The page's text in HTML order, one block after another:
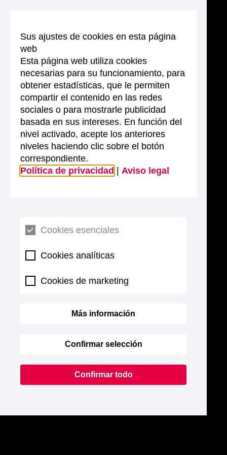
Sus ajustes de cookies en esta página
web
Esta página web utiliza cookies
necesarias para su funcionamiento, para
obtener estadísticas, que le permiten
compartir el contenido en las redes
sociales o para mostrarle publicidad
basada en sus intereses. En función del
nivel activado, acepte los anteriores
niveles haciendo clic sobre el botón
correspondiente.
Política de privacidad
Aviso legal
Cookies esenciales
Cookies analíticas
Cookies de marketing
Más información
Confirmar selección
Confirmar todo